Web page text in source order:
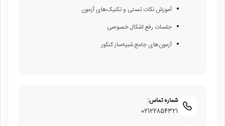
آموزش نکات تستی و تکنیک‌های آزمون
جلسات رفع اشکال خصوصی
آزمون‌های جامع شبیه‌ساز کنکور
شماره تماس:
02122854321